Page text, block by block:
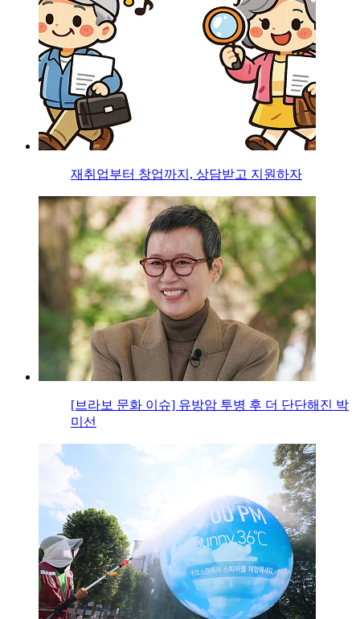
재취업부터 창업까지, 상담받고 지원하자
[브라보 문화 이슈] 유방암 투병 후 더 단단해진 박
미선